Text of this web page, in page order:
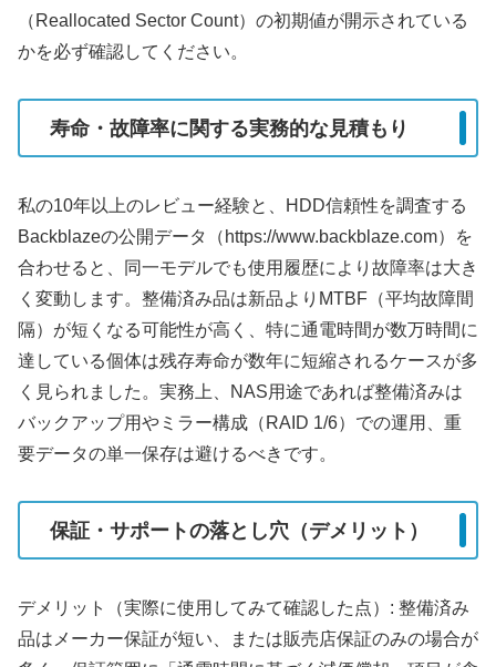
（Reallocated Sector Count）の初期値が開示されている
かを必ず確認してください。
寿命・故障率に関する実務的な見積もり
私の10年以上のレビュー経験と、HDD信頼性を調査する
Backblazeの公開データ（https://www.backblaze.com）を
合わせると、同一モデルでも使用履歴により故障率は大き
く変動します。整備済み品は新品よりMTBF（平均故障間
隔）が短くなる可能性が高く、特に通電時間が数万時間に
達している個体は残存寿命が数年に短縮されるケースが多
く見られました。実務上、NAS用途であれば整備済みは
バックアップ用やミラー構成（RAID 1/6）での運用、重
要データの単一保存は避けるべきです。
保証・サポートの落とし穴（デメリット）
デメリット（実際に使用してみて確認した点）: 整備済み
品はメーカー保証が短い、または販売店保証のみの場合が